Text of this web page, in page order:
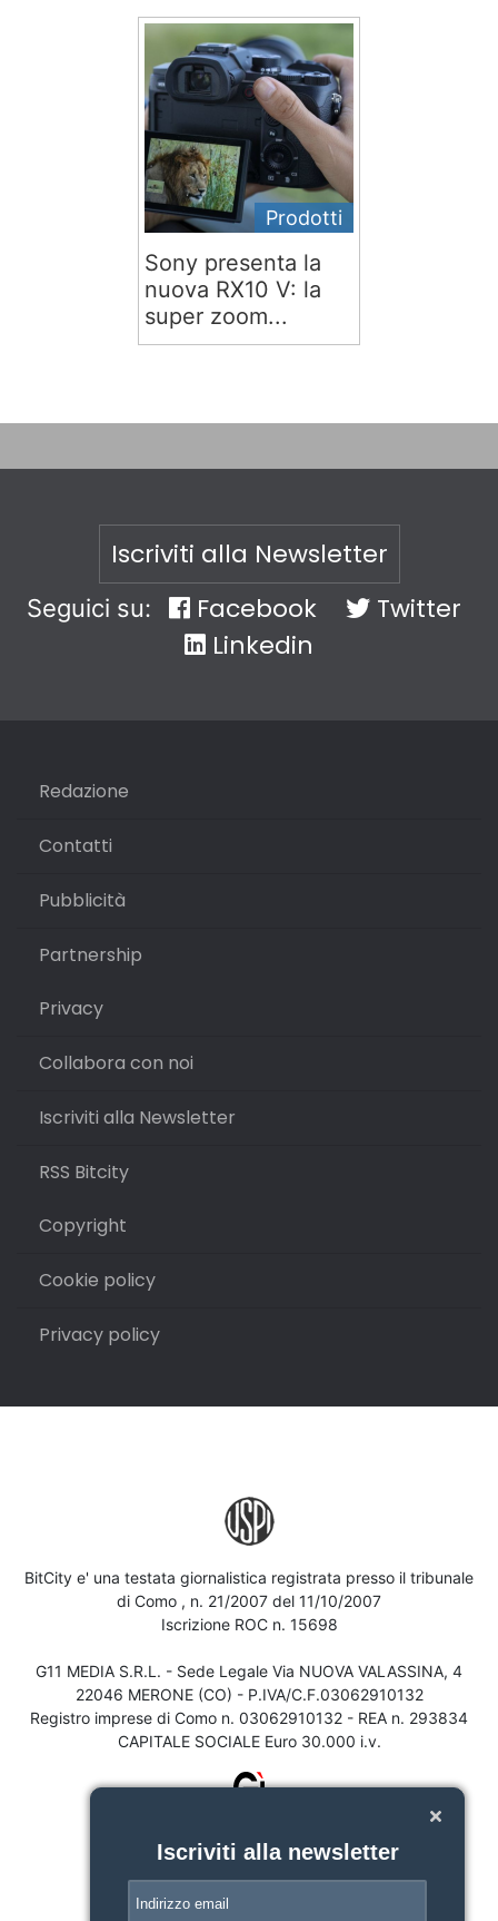
Prodotti
Sony presenta la
nuova RX10 V: la
super zoom...
Iscriviti alla Newsletter
Seguici su: Facebook
Twitter
Linkedin
Redazione
Contatti
Pubblicità
Partnership
Privacy
Collabora con noi
Iscriviti alla Newsletter
RSS Bitcity
Copyright
Cookie policy
Privacy policy
BitCity e' una testata giornalistica registrata presso il tribunale
di Como , n. 21/2007 del 11/10/2007
Iscrizione ROC n. 15698
G11 MEDIA S.R.L. - Sede Legale Via NUOVA VALASSINA, 4
22046 MERONE (CO) - P.IVA/C.F.03062910132
Registro imprese di Como n. 03062910132 - REA n. 293834
CAPITALE SOCIALE Euro 30.000 i.v.
Iscriviti alla newsletter